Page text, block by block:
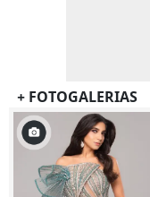
+ FOTOGALERIAS